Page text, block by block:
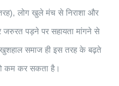
लोग खुले मंच से निराशा और
पड़ने पर सहायता मांगने से
खुशहाल समाज ही इस तरह के बढ़ते
कम कर सकता है।